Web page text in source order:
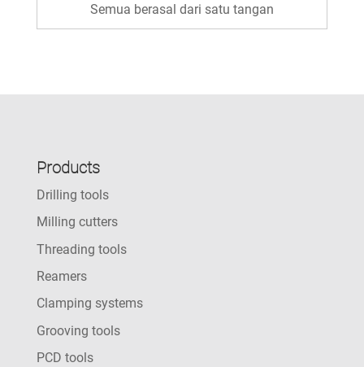
Semua berasal dari satu tangan
Products
Drilling tools
Milling cutters
Threading tools
Reamers
Clamping systems
Grooving tools
PCD tools